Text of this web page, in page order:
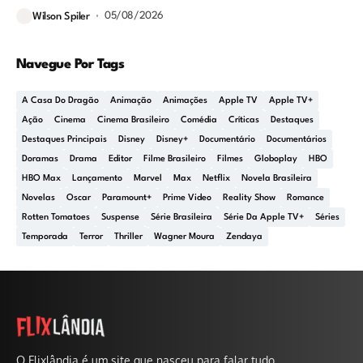
Wilson Spiler 05/08/2026
Navegue Por Tags
A Casa Do Dragão Animação Animações Apple TV Apple TV+
Ação Cinema Cinema Brasileiro Comédia Críticas Destaques
Destaques Principais Disney Disney+ Documentário Documentários
Doramas Drama Editor Filme Brasileiro Filmes Globoplay HBO
HBO Max Lançamento Marvel Max Netflix Novela Brasileira
Novelas Oscar Paramount+ Prime Video Reality Show Romance
Rotten Tomatoes Suspense Série Brasileira Série Da Apple TV+ Séries
Temporada Terror Thriller Wagner Moura Zendaya
O Flixlândia é um site que nasceu para falar tudo